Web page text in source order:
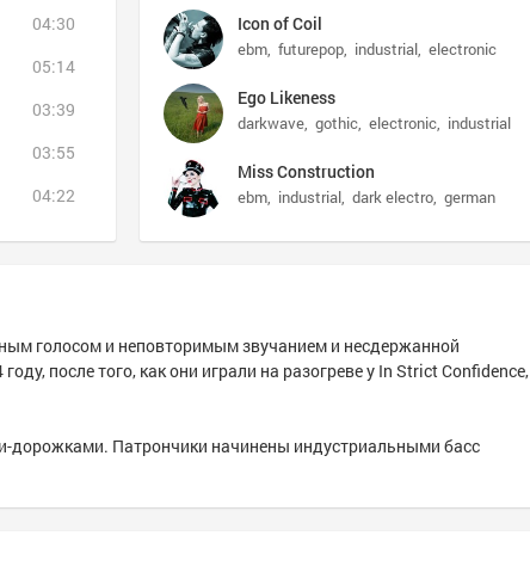
04:30
05:14
03:39
03:55
04:22
Icon of Coil
ebm futurepop industrial electronic
Ego Likeness
darkwave gothic electronic industrial
Miss Construction
ebm industrial dark electro german
голосом и неповторимым звучанием и несдержанной
после того, как они играли на разогреве у In Strict Confidence,
дорожками. Патрончики начинены индустриальными басс